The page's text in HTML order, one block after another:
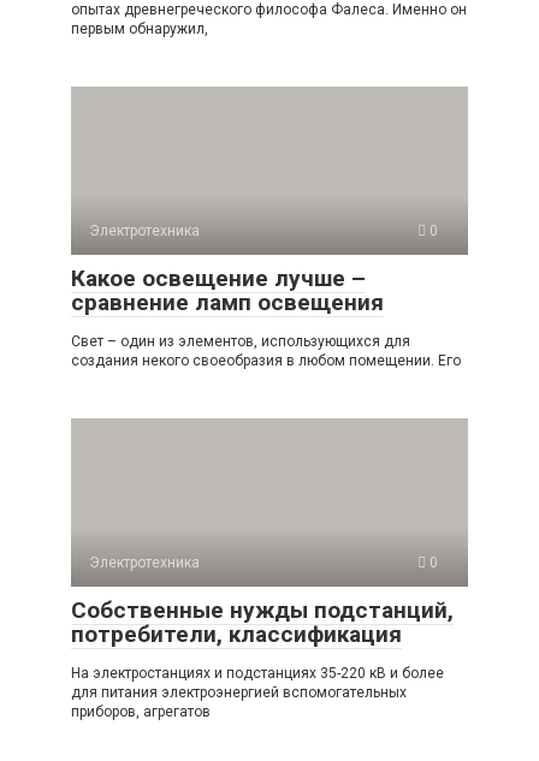
опытах древнегреческого философа Фалеса. Именно он
первым обнаружил,
Электротехника 0
Какое освещение лучше –
cравнение ламп освещения
Свет – один из элементов, использующихся для
создания некого своеобразия в любом помещении. Его
Электротехника 0
Собственные нужды подстанций,
потребители, классификация
На электростанциях и подстанциях 35-220 кВ и более
для питания электроэнергией вспомогательных
приборов, агрегатов